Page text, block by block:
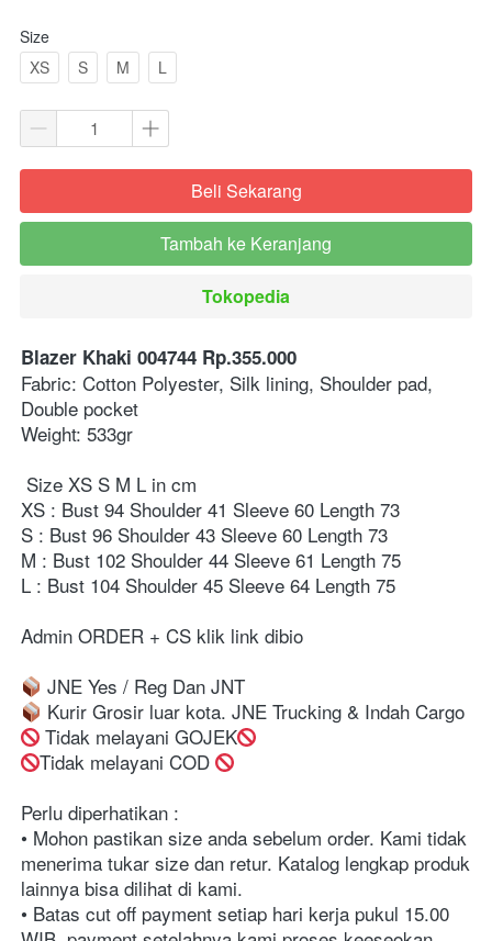
Size
XS
S M L
`Beli Sekarang
`
Tambah ke Keranjang
`
Tokopedia
Blazer Khaki 004744 Rp.355.000
Fabric: Cotton Polyester, Silk lining, Shoulder pad,
Double pocket
Weight: 533gr
Size XS S M L in cm
XS : Bust 94 Shoulder 41 Sleeve 60 Length 73
S : Bust 96 Shoulder 43 Sleeve 60 Length 73
M : Bust 102 Shoulder 44 Sleeve 61 Length 75
L : Bust 104 Shoulder 45 Sleeve 64 Length 75
Admin ORDER + CS klik link dibio⁣⁣⁣⁣⁣⁣⁣⁣⁣⁣⁣⁣⁣⁣⁣⁣⁣⁣
JNE Yes / Reg Dan JNT⁣⁣⁣⁣⁣⁣⁣⁣⁣⁣⁣⁣⁣⁣⁣⁣⁣⁣
Kurir Grosir luar kota. JNE Trucking & Indah Cargo⁣⁣⁣⁣⁣⁣⁣⁣⁣⁣⁣⁣⁣⁣⁣⁣⁣⁣
Tidak melayani GOJEK
Tidak melayani COD
Perlu diperhatikan :⁣⁣⁣⁣⁣⁣⁣⁣⁣⁣⁣⁣⁣⁣⁣⁣⁣⁣⁣⁣⁣⁣⁣
• Mohon pastikan size anda sebelum order. Kami tidak
menerima tukar size dan retur. Katalog lengkap produk
lainnya bisa dilihat di kami.⁣⁣⁣⁣⁣⁣⁣⁣⁣⁣⁣⁣⁣⁣⁣⁣⁣⁣⁣⁣⁣⁣⁣
• Batas cut off payment setiap hari kerja pukul 15.00